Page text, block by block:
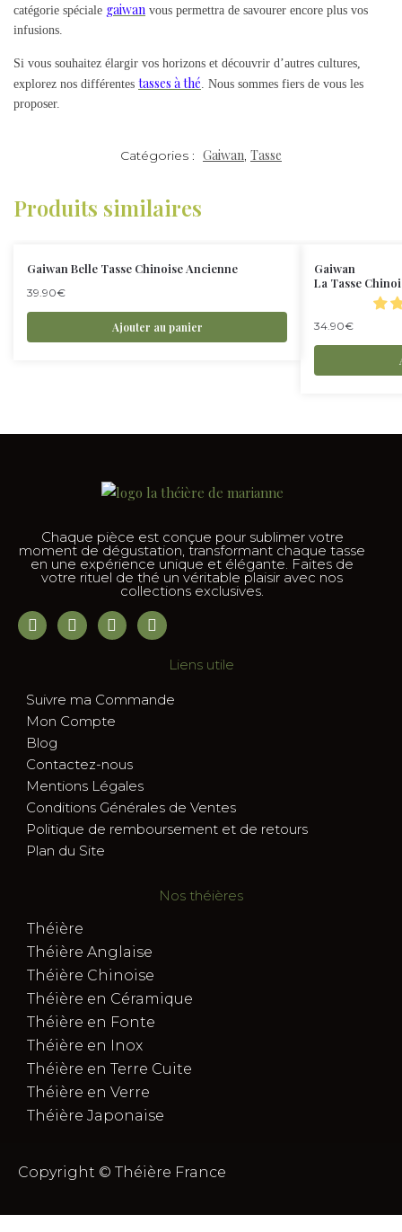
catégorie spéciale gaiwan vous permettra de savourer encore plus vos
infusions.
Si vous souhaitez élargir vos horizons et découvrir d’autres cultures,
explorez nos différentes tasses à thé. Nous sommes fiers de vous les
proposer.
Catégories : Gaiwan, Tasse
Produits similaires
Gaiwan Belle Tasse Chinoise Ancienne
39.90€
Ajouter au panier
Gaiwan
La Tasse
34.90€
Chaque pièce est conçue pour sublimer votre
moment de dégustation, transformant chaque tasse
en une expérience unique et élégante. Faites de
votre rituel de thé un véritable plaisir avec nos
collections exclusives.
Liens utile
Suivre ma Commande
Mon Compte
Blog
Contactez-nous
Mentions Légales
Conditions Générales de Ventes
Politique de remboursement et de retours
Plan du Site
Nos théières
Théière
Théière Anglaise
Théière Chinoise
Théière en Céramique
Théière en Fonte
Théière en Inox
Théière en Terre Cuite
Théière en Verre
Théière Japonaise
Copyright © Théière France